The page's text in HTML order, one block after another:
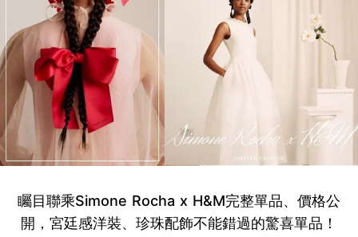
矚目聯乘Simone Rocha x H&M完整單品、價格公
開，宮廷感洋裝、珍珠配飾不能錯過的驚喜單品！